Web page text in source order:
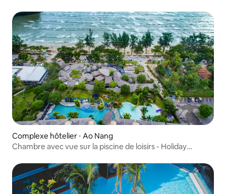
Complexe hôtelier ⋅ Ao Nang
Chambre avec vue sur la piscine de loisirs - Holiday